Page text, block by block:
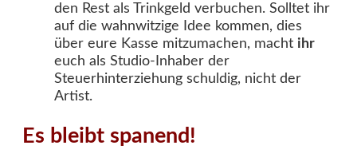
den Rest als Trinkgeld verbuchen. Solltet ihr
auf die wahnwitzige Idee kommen, dies
über eure Kasse mitzumachen, macht ihr
euch als Studio-Inhaber der
Steuerhinterziehung schuldig, nicht der
Artist.
Es bleibt spanend!